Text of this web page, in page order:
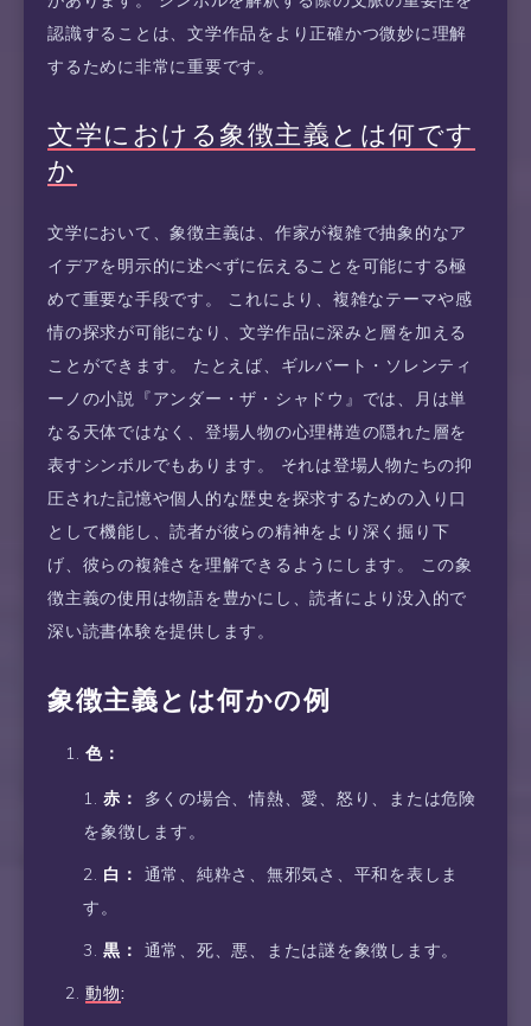
認識することは、文学作品をより正確かつ微妙に理解
するために非常に重要です。
文学における象徴主義とは何です
か
文学において、象徴主義は、作家が複雑で抽象的なア
イデアを明示的に述べずに伝えることを可能にする極
めて重要な手段です。 これにより、複雑なテーマや感
情の探求が可能になり、文学作品に深みと層を加える
ことができます。 たとえば、ギルバート・ソレンティ
ーノの小説『アンダー・ザ・シャドウ』では、月は単
なる天体ではなく、登場人物の心理構造の隠れた層を
表すシンボルでもあります。 それは登場人物たちの抑
圧された記憶や個人的な歴史を探求するための入り口
として機能し、読者が彼らの精神をより深く掘り下
げ、彼らの複雑さを理解できるようにします。 この象
徴主義の使用は物語を豊かにし、読者により没入的で
深い読書体験を提供します。
象徴主義とは何かの例
色：
赤：
多くの場合、情熱、愛、怒り、または危険
を象徴します。
白：
通常、純粋さ、無邪気さ、平和を表しま
す。
黒：
通常、死、悪、または謎を象徴します。
動物: